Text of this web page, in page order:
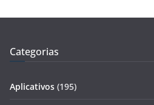
Categorias
Aplicativos (195)